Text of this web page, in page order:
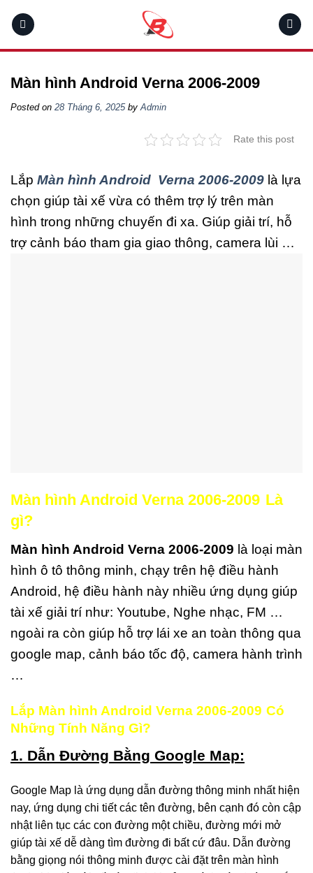
Màn hình Android Verna 2006-2009
Posted on 28 Tháng 6, 2025byAdmin
Rate this post
Lắp Màn hình Android Verna 2006-2009 là lựa
chọn giúp tài xế vừa có thêm trợ lý trên màn
hình trong những chuyến đi xa. Giúp giải trí, hỗ
trợ cảnh báo tham gia giao thông, camera lùi …
Màn hình Android Verna 2006-2009 Là
gì?
Màn hình Android Verna 2006-2009 là loại màn
hình ô tô thông minh, chạy trên hệ điều hành
Android, hệ điều hành này nhiều ứng dụng giúp
tài xế giải trí như: Youtube, Nghe nhạc, FM …
ngoài ra còn giúp hỗ trợ lái xe an toàn thông qua
google map, cảnh báo tốc độ, camera hành trình
…
Lắp Màn hình Android Verna 2006-2009 Có
Những Tính Năng Gì?
1. Dẫn Đường Bằng Google Map:
Google Map là ứng dụng dẫn đường thông minh nhất hiện
nay, ứng dụng chi tiết các tên đường, bên cạnh đó còn cập
nhật liên tục các con đường một chiều, đường mới mở
giúp tài xế dễ dàng tìm đường đi bất cứ đâu. Dẫn đường
bằng giọng nói thông minh được cài đặt trên màn hình